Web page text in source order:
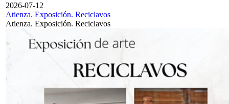
2026-07-12
Atienza. Exposición. Reciclavos
Atienza. Exposición. Reciclavos